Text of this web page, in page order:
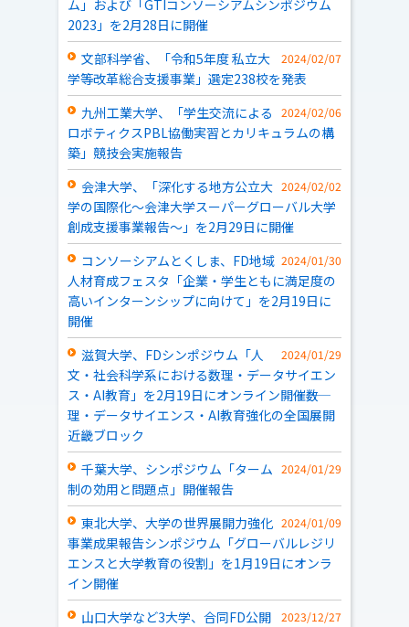
ム」および「GTIコンソーシアムシンポジウム
2023」を2月28日に開催
2024/02/07
文部科学省、「令和5年度 私立大
学等改革総合支援事業」選定238校を発表
2024/02/06
九州工業大学、「学生交流による
ロボティクスPBL協働実習とカリキュラムの構
築」競技会実施報告
2024/02/02
会津大学、「深化する地方公立大
学の国際化～会津大学スーパーグローバル大学
創成支援事業報告～」を2月29日に開催
2024/01/30
コンソーシアムとくしま、FD地域
人材育成フェスタ「企業・学生ともに満足度の
高いインターンシップに向けて」を2月19日に
開催
2024/01/29
滋賀大学、FDシンポジウム「人
文・社会科学系における数理・データサイエン
ス・AI教育」を2月19日にオンライン開催――数
理・データサイエンス・AI教育強化の全国展開
近畿ブロック
2024/01/29
千葉大学、シンポジウム「ターム
制の効用と問題点」開催報告
2024/01/09
東北大学、大学の世界展開力強化
事業成果報告シンポジウム「グローバルレジリ
エンスと大学教育の役割」を1月19日にオンラ
イン開催
2023/12/27
山口大学など3大学、合同FD公開